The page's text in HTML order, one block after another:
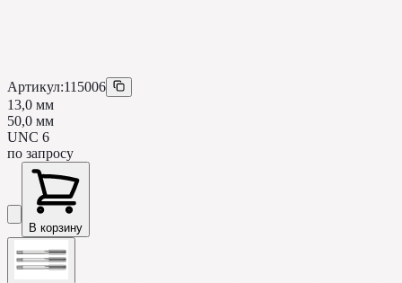
Артикул:115006
13,0 мм
50,0 мм
UNC 6
по запросу
В корзину